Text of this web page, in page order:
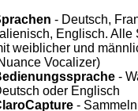
- Deutsch,
Englisch. Alle
weiblicher und
Vocalizer)
-
oder Englisch
-